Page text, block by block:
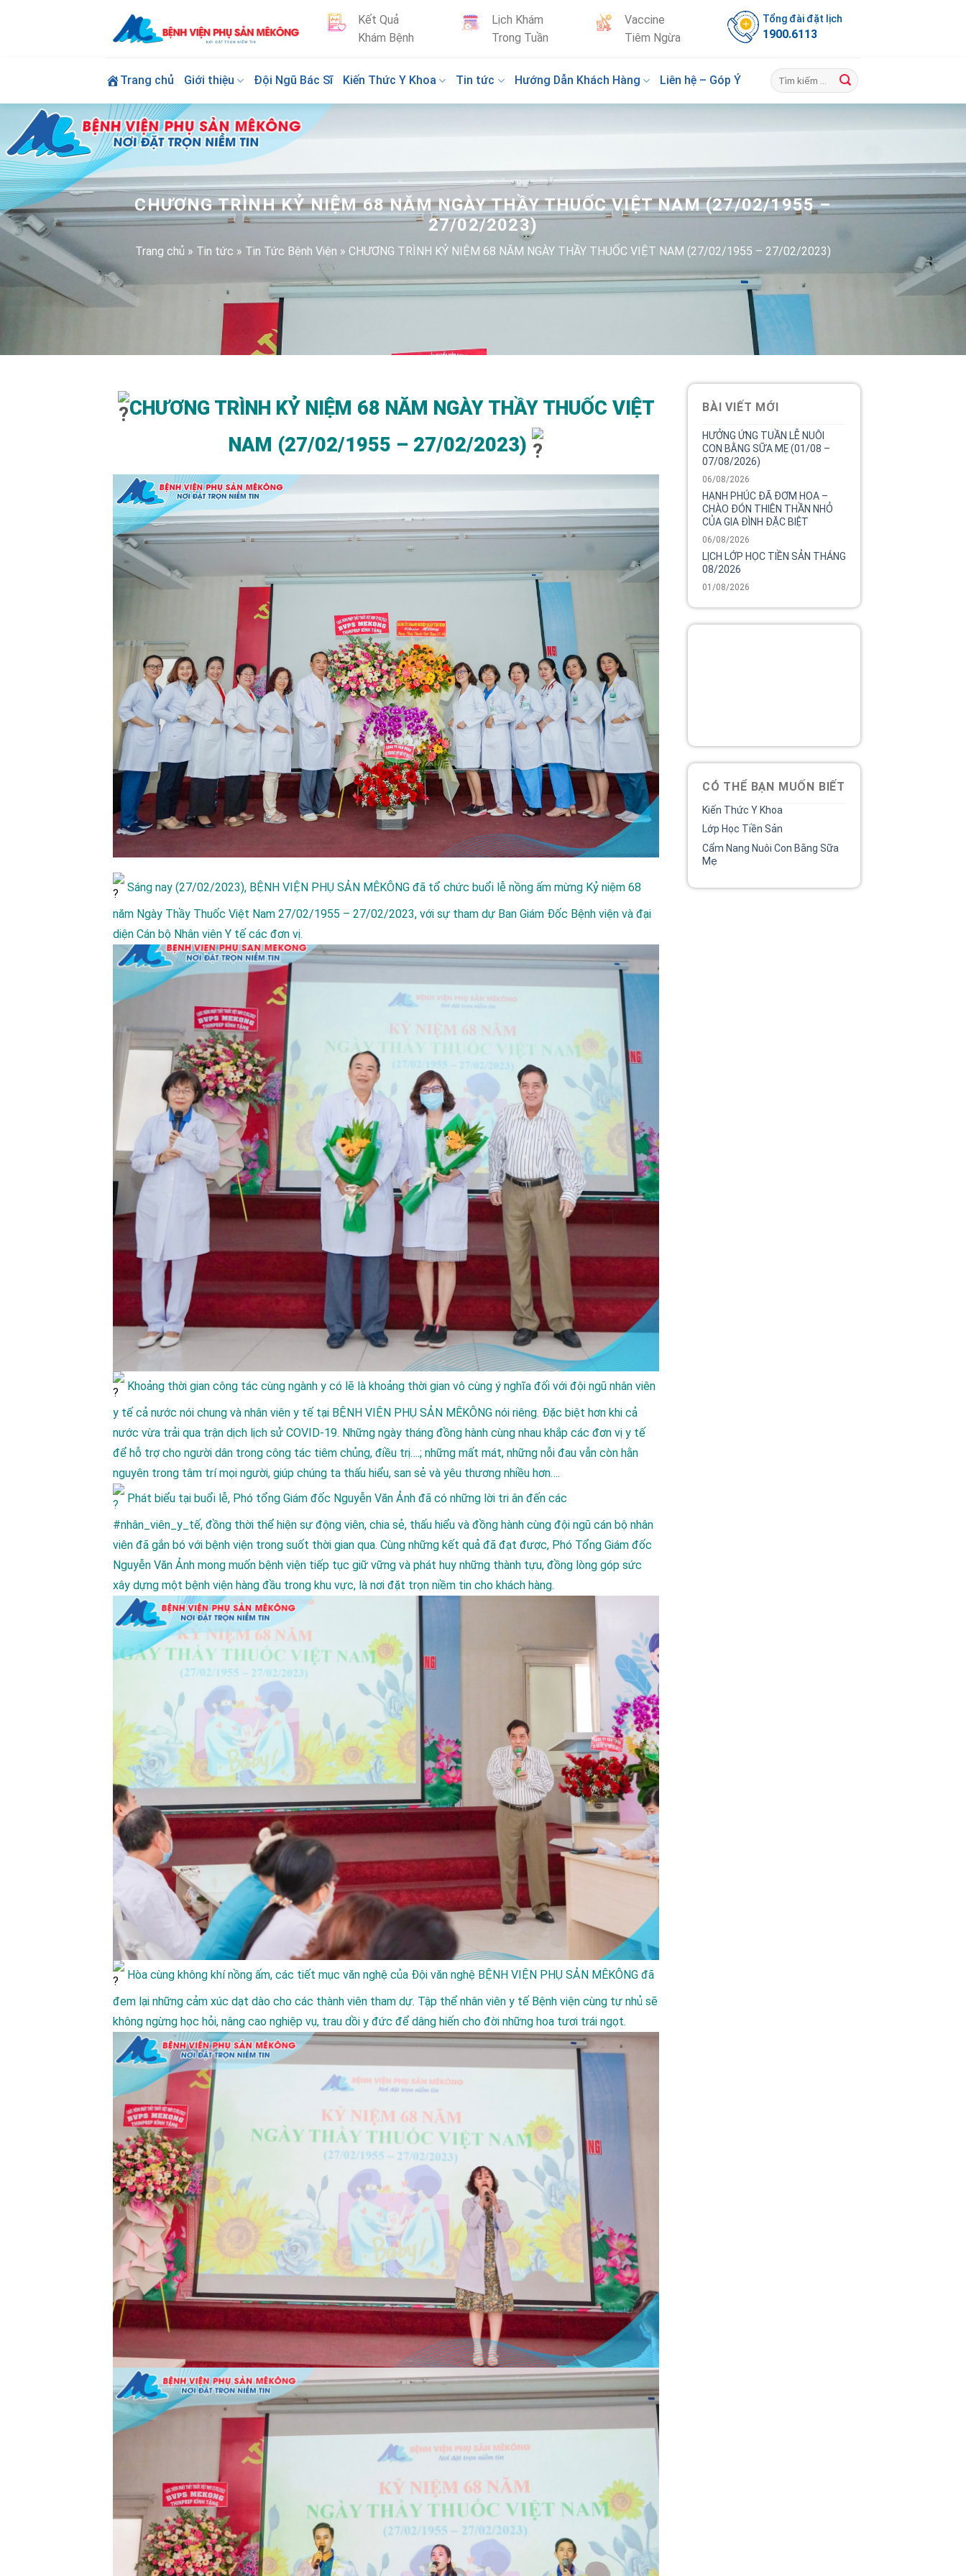
Kết Quả
Khám Bệnh
Lịch Khám
Trong Tuần
Vaccine
Tiêm Ngừa
Tổng đài đặt lịch
1900.6113
Trang chủ Giới thiệu Đội Ngũ Bác Sĩ Kiến Thức Y Khoa Tin tức Hướng Dẫn Khách Hàng Liên hệ – Góp Ý
CHƯƠNG TRÌNH KỶ NIỆM 68 NĂM NGÀY THẦY THUỐC VIỆT NAM (27/02/1955 –
27/02/2023)
Trang chủ » Tin tức » Tin Tức Bệnh Viện » CHƯƠNG TRÌNH KỶ NIỆM 68 NĂM NGÀY THẦY THUỐC VIỆT NAM (27/02/1955 – 27/02/2023)
CHƯƠNG TRÌNH KỶ NIỆM 68 NĂM NGÀY THẦY THUỐC VIỆT
NAM (27/02/1955 – 27/02/2023)
Sáng nay (27/02/2023), BỆNH VIỆN PHỤ SẢN MÊKÔNG đã tổ chức buổi lễ nồng ấm mừng Kỷ niệm 68
năm Ngày Thầy Thuốc Việt Nam 27/02/1955 – 27/02/2023, với sự tham dự Ban Giám Đốc Bệnh viện và đại
diện Cán bộ Nhân viên Y tế các đơn vị.
Khoảng thời gian công tác cùng ngành y có lẽ là khoảng thời gian vô cùng ý nghĩa đối với đội ngũ nhân viên
y tế cả nước nói chung và nhân viên y tế tại BỆNH VIỆN PHỤ SẢN MÊKÔNG nói riêng. Đặc biệt hơn khi cả
nước vừa trải qua trận dịch lịch sử COVID-19. Những ngày tháng đồng hành cùng nhau khắp các đơn vị y tế
để hỗ trợ cho người dân trong công tác tiêm chủng, điều trị….; những mất mát, những nỗi đau vẫn còn hằn
nguyên trong tâm trí mọi người, giúp chúng ta thấu hiểu, san sẻ và yêu thương nhiều hơn….
Phát biểu tại buổi lễ, Phó tổng Giám đốc Nguyễn Văn Ảnh đã có những lời tri ân đến các
#nhân_viên_y_tế, đồng thời thể hiện sự động viên, chia sẻ, thấu hiểu và đồng hành cùng đội ngũ cán bộ nhân
viên đã gắn bó với bệnh viện trong suốt thời gian qua. Cùng những kết quả đã đạt được, Phó Tổng Giám đốc
Nguyễn Văn Ảnh mong muốn bệnh viện tiếp tục giữ vững và phát huy những thành tựu, đồng lòng góp sức
xây dựng một bệnh viện hàng đầu trong khu vực, là nơi đặt trọn niềm tin cho khách hàng.
Hòa cùng không khí nồng ấm, các tiết mục văn nghệ của Đội văn nghệ BỆNH VIỆN PHỤ SẢN MÊKÔNG đã
đem lại những cảm xúc dạt dào cho các thành viên tham dự. Tập thể nhân viên y tế Bệnh viện cùng tự nhủ sẽ
không ngừng học hỏi, nâng cao nghiệp vụ, trau dồi y đức để dâng hiến cho đời những hoa tươi trái ngọt.
BÀI VIẾT MỚI
HƯỞNG ỨNG TUẦN LỄ NUÔI
CON BẰNG SỮA MẸ (01/08 –
07/08/2026)
06/08/2026
HẠNH PHÚC ĐÃ ĐƠM HOA –
CHÀO ĐÓN THIÊN THẦN NHỎ
CỦA GIA ĐÌNH ĐẶC BIỆT
06/08/2026
LỊCH LỚP HỌC TIỀN SẢN THÁNG
08/2026
01/08/2026
CÓ THỂ BẠN MUỐN BIẾT
Kiến Thức Y Khoa
Lớp Học Tiền Sản
Cẩm Nang Nuôi Con Bằng Sữa
Mẹ